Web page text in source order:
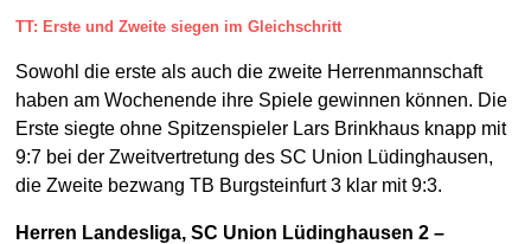
TT: Erste und Zweite siegen im Gleichschritt
Sowohl die erste als auch die zweite Herrenmannschaft
haben am Wochenende ihre Spiele gewinnen können. Die
Erste siegte ohne Spitzenspieler Lars Brinkhaus knapp mit
9:7 bei der Zweitvertretung des SC Union Lüdinghausen,
die Zweite bezwang TB Burgsteinfurt 3 klar mit 9:3.
Herren Landesliga, SC Union Lüdinghausen 2 –